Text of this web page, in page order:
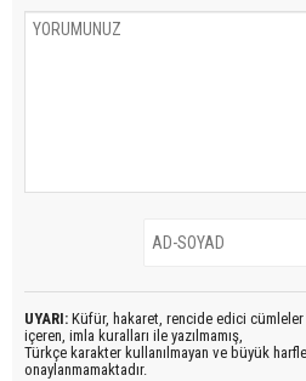
UYARI: Küfür, hakaret, rencide edici cümleler
içeren, imla kuralları ile yazılmamış,
Türkçe karakter kullanılmayan ve büyük
onaylanmamaktadır.